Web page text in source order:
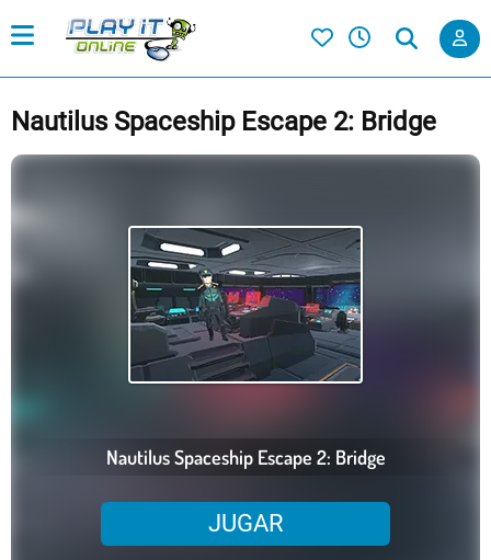
Nautilus Spaceship Escape 2: Bridge
Nautilus Spaceship Escape 2: Bridge
JUGAR